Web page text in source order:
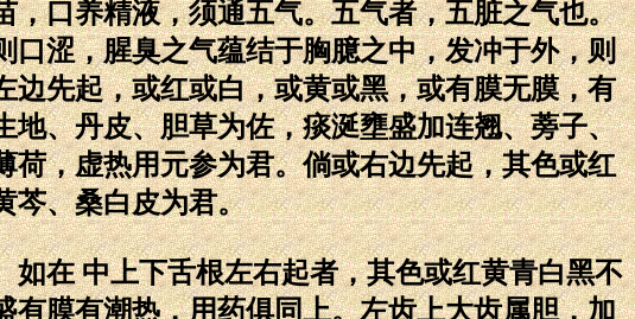
口养精液，须通五气。五气者，五脏之气也。
涩，腥臭之气蕴结于胸臆之中，发冲于外，则
先起，或红或白，或黄或黑，或有膜无膜，有
、丹皮、胆草为佐，痰涎壅盛加连翘、蒡子、
，虚热用元参为君。倘或右边先起，其色或红
芩、桑白皮为君。
在 中上下舌根左右起者，其色或红黄青白黑不
膜有潮热，用药俱同上。左齿上大齿属胆，加